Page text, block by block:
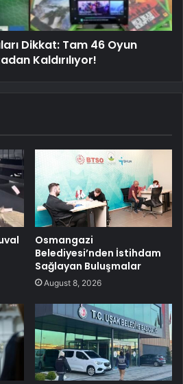
Dikkat: Tam 46 Oyun
Kaldırılıyor!
Osmangazi
Belediyesi’nden İstihdam
Sağlayan Buluşmalar
August 8, 2026